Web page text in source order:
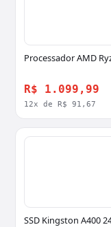
Processador AMD
R$ 1.099,99
12x de R$ 91,67
SSD Kingston A400